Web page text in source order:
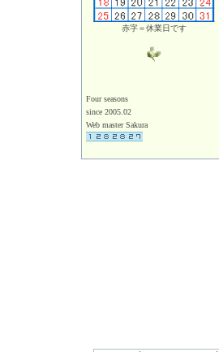
赤字＝休業日です
Four seasons
since 2005.02
Web master Sakura